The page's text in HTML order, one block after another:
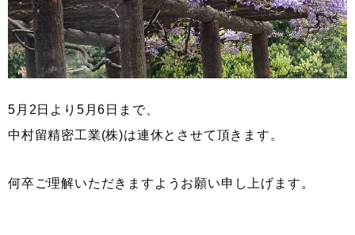
5月2日より5月6日まで、
中村留精密工業(株)は連休とさせて頂きます。
何卒ご理解いただきますようお願い申し上げます。